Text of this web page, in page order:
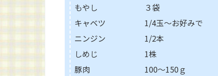
もやし ３袋
キャベツ 1/4玉～お好みで
ニンジン 1/2本
しめじ 1株
豚肉 100～150ｇ